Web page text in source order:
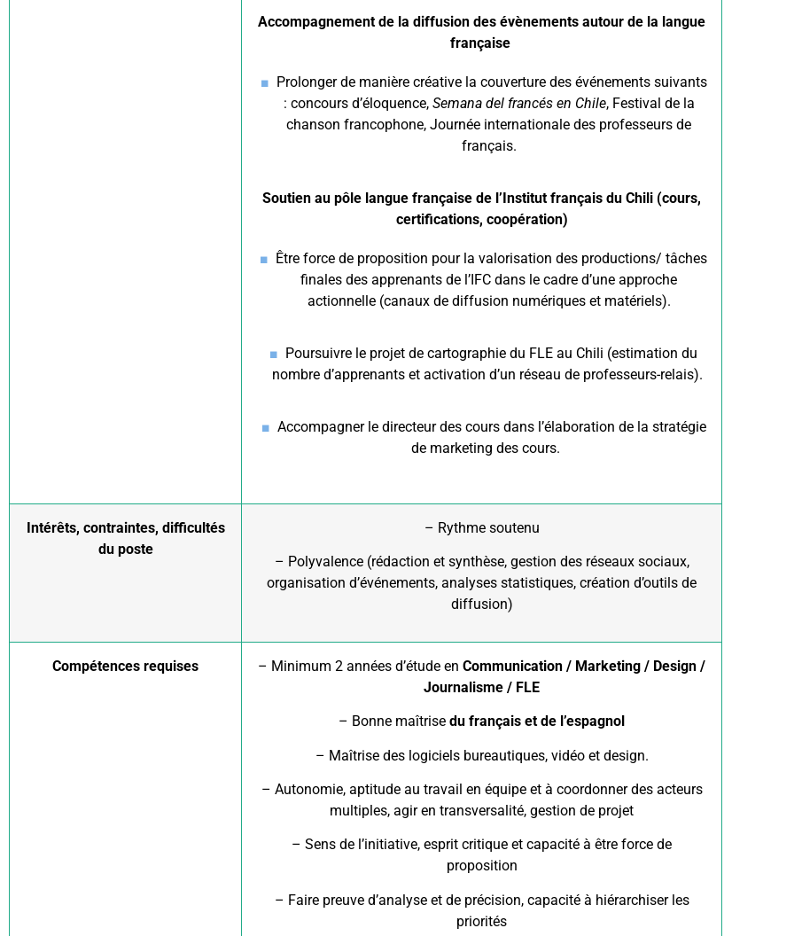
Accompagnement de la diffusion des évènements autour de la langue
française
Prolonger de manière créative la couverture des événements suivants
: concours d’éloquence, Semana del francés en Chile, Festival de la
chanson francophone, Journée internationale des professeurs de
français.
Soutien au pôle langue française de l’Institut français du Chili (cours,
certifications, coopération)
Être force de proposition pour la valorisation des productions/ tâches
finales des apprenants de l’IFC dans le cadre d’une approche
actionnelle (canaux de diffusion numériques et matériels).
Poursuivre le projet de cartographie du FLE au Chili (estimation du
nombre d’apprenants et activation d’un réseau de professeurs-relais).
Accompagner le directeur des cours dans l’élaboration de la stratégie
de marketing des cours.
Intérêts, contraintes, difficultés
du poste
– Rythme soutenu
– Polyvalence (rédaction et synthèse, gestion des réseaux sociaux,
organisation d’événements, analyses statistiques, création d’outils de
diffusion)
Compétences requises – Minimum 2 années d’étude en Communication / Marketing / Design /
Journalisme / FLE
– Bonne maîtrise du français et de l’espagnol
– Maîtrise des logiciels bureautiques, vidéo et design.
– Autonomie, aptitude au travail en équipe et à coordonner des acteurs
multiples, agir en transversalité, gestion de projet
– Sens de l’initiative, esprit critique et capacité à être force de
proposition
– Faire preuve d’analyse et de précision, capacité à hiérarchiser les
priorités